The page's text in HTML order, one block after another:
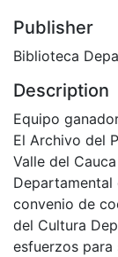
Publisher
Biblioteca
Description
Equipo
El Archivo del
Valle del
Departamental
convenio de
del Cultura
esfuerzos para